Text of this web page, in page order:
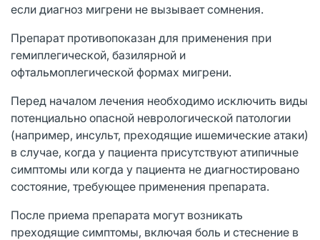
если диагноз мигрени не вызывает сомнения.
Препарат противопоказан для применения при
гемиплегической, базилярной и
офтальмоплегической формах мигрени.
Перед началом лечения необходимо исключить виды
потенциально опасной неврологической патологии
(например, инсульт, преходящие ишемические атаки)
в случае, когда у пациента присутствуют атипичные
симптомы или когда у пациента не диагностировано
состояние, требующее применения препарата.
После приема препарата могут возникать
преходящие симптомы, включая боль и стеснение в